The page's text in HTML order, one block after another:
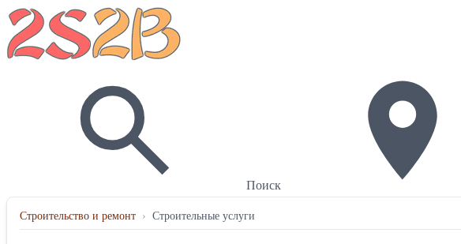
Поиск
Строительство и ремонт › Строительные услуги